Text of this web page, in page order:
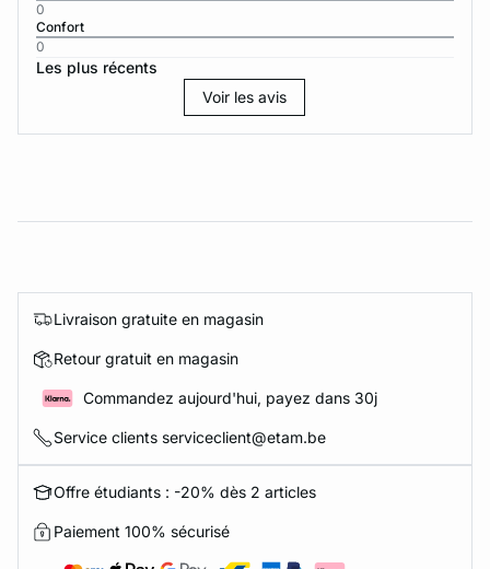
0
Confort
0
Les plus récents
Voir les avis
Livraison gratuite en magasin
Retour gratuit en magasin
Commandez aujourd'hui, payez dans 30j
Service clients serviceclient@etam.be
Offre étudiants : -20% dès 2 articles
Paiement 100% sécurisé